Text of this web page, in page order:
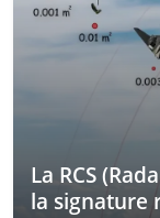
La RCS
la signature